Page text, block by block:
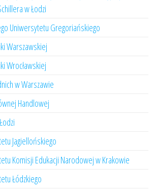
w Łodzi
Uniwersytetu Gregoriańskiego
Warszawskiej
Wrocławskiej
w Warszawie
Handlowej
Jagiellońskiego
Komisji Edukacji Narodowej w Krakowie
Łódzkiego